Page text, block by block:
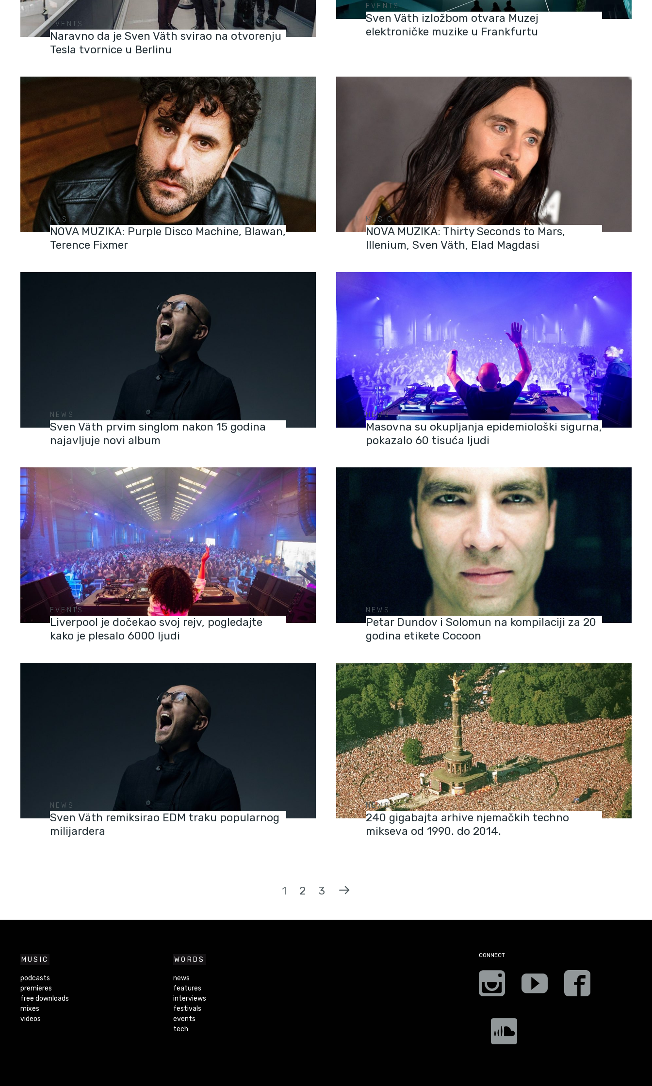
EVENTS
Naravno da je Sven Väth svirao na otvorenju
Tesla tvornice u Berlinu
EVENTS
Sven Väth izložbom otvara Muzej
elektroničke muzike u Frankfurtu
MUSIC
NOVA MUZIKA: Purple Disco Machine, Blawan,
Terence Fixmer
MUSIC
NOVA MUZIKA: Thirty Seconds to Mars,
Illenium, Sven Väth, Elad Magdasi
NEWS
Sven Väth prvim singlom nakon 15 godina
najavljuje novi album
NEWS
Masovna su okupljanja epidemiološki sigurna,
pokazalo 60 tisuća ljudi
EVENTS
Liverpool je dočekao svoj rejv, pogledajte
kako je plesalo 6000 ljudi
NEWS
Petar Dundov i Solomun na kompilaciji za 20
godina etikete Cocoon
NEWS
Sven Väth remiksirao EDM traku popularnog
milijardera
NEWS
240 gigabajta arhive njemačkih techno
mikseva od 1990. do 2014.
1 2 3
MUSIC
podcasts
premieres
free downloads
mixes
videos
WORDS
news
features
interviews
festivals
events
tech
CONNECT